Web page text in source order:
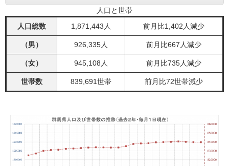
人口と世帯
人口総数
1,871,443人 前月比1,402人減少
（男） 926,335人 前月比667人減少
（女） 945,108人 前月比735人減少
世帯数 839,691世帯 前月比72世帯減少